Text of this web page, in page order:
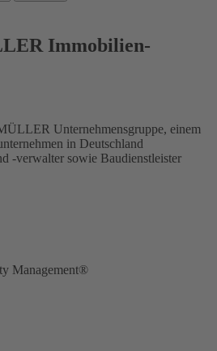
Immobilien-
Unternehmensgruppe, einem
in Deutschland
-verwalter sowie Baudienstleister
Management®